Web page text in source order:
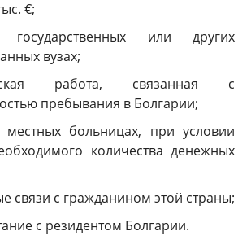
€;
или других
вузах;
работа, связанная с
пребывания в Болгарии;
больницах, при условии
количества денежных
связи с гражданином этой страны;
с резидентом Болгарии.